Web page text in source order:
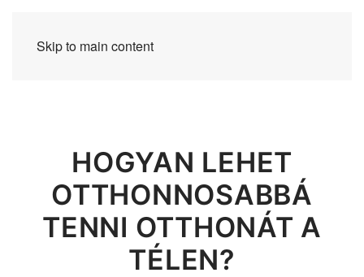
Skip to main content
HOGYAN LEHET
OTTHONNOSABBÁ
TENNI OTTHONÁT A
TÉLEN?